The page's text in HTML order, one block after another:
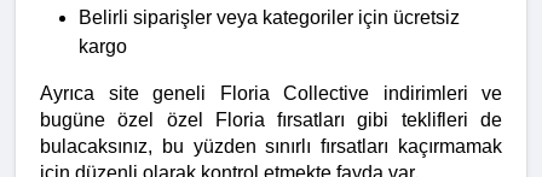
Belirli siparişler veya kategoriler için ücretsiz
kargo
Ayrıca site geneli Floria Collective indirimleri ve
bugüne özel özel Floria fırsatları gibi teklifleri de
bulacaksınız, bu yüzden sınırlı fırsatları kaçırmamak